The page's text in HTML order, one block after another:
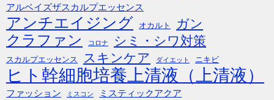
アルベイズザスカルプエッセンス
アンチエイジング オカルト ガン
クラファン コロナ シミ・シワ対策
スカルプエッセンス スキンケア ダイエット ニキビ
ヒト幹細胞培養上清液（上清液）
ファッション ミスコン ミスティックアクア